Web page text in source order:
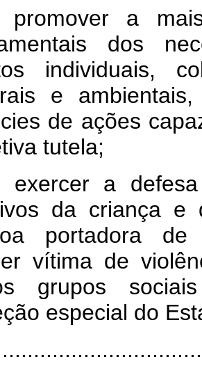
a
dos
individuais,
e
de ações
tutela;
a
da criança e
portadora de
vítima de
grupos
especial do